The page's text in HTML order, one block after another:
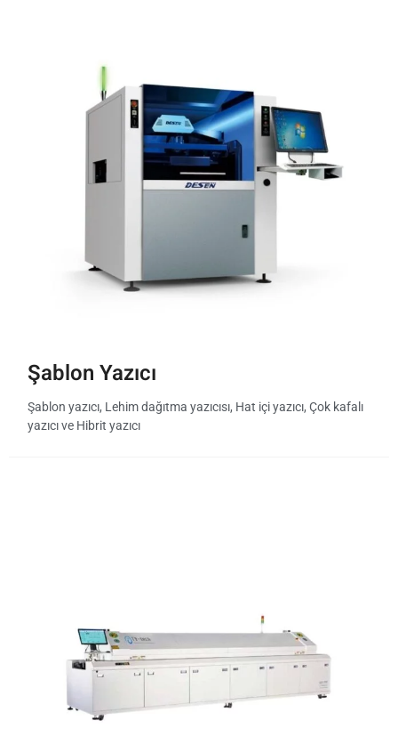
Şablon Yazıcı
Şablon yazıcı, Lehim dağıtma yazıcısı, Hat içi yazıcı, Çok kafalı
yazıcı ve Hibrit yazıcı